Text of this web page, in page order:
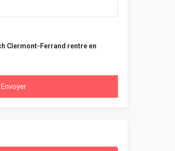
Clermont-Ferrand rentre en
Envoyer